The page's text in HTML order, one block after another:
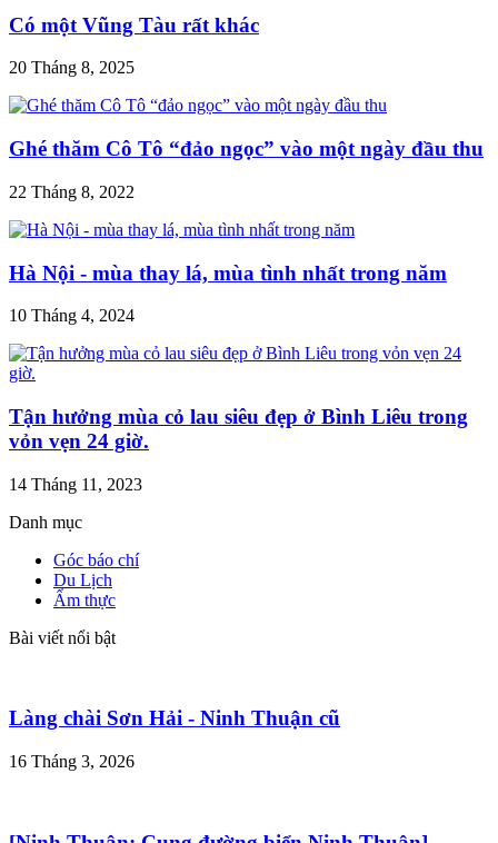
Có một Vũng Tàu rất khác
20 Tháng 8, 2025
Ghé thăm Cô Tô “đảo ngọc” vào một ngày đầu thu
22 Tháng 8, 2022
Hà Nội - mùa thay lá, mùa tình nhất trong năm
10 Tháng 4, 2024
Tận hưởng mùa cỏ lau siêu đẹp ở Bình Liêu trong
vỏn vẹn 24 giờ.
14 Tháng 11, 2023
Danh mục
Góc báo chí
Du Lịch
Ẩm thực
Bài viết nổi bật
Làng chài Sơn Hải - Ninh Thuận cũ
16 Tháng 3, 2026